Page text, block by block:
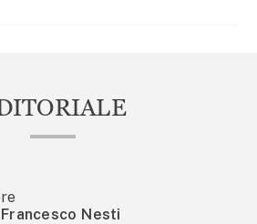
Nesti